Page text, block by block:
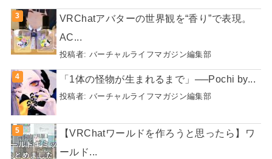
VRChatアバターの世界観を“香り”で表現。
AC...
投稿者: バーチャルライフマガジン編集部
「1体の怪物が生まれるまで」──Pochi by...
投稿者: バーチャルライフマガジン編集部
【VRChatワールドを作ろうと思ったら】ワ
ールド...